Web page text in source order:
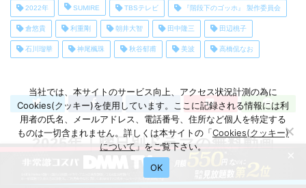
2022年 SUMIRE TBSテレビ 『階段下のゴッホ』 製作委員会
倉悠貴 利重剛 朝井大智 田中隆三 田辺桃子
石川瑠華 神尾楓珠 秋谷郁甫 美波 高橋侃なお
2025年｜曜日別ドラマの無料動画
まとめ
当社では、本サイトのサービス向上、アクセス状況計測の為に
Cookies(クッキー)を使用しています。ここに記録される情報には利
用者の氏名、メールアドレス、電話番号、住所など個人を特定する
ものは一切含まれません。詳しくは本サイトの「Cookies(クッキー)
について 」をご覧下さい。
OK